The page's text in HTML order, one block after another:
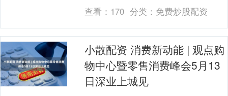
查看： 170 分类： 免费炒股配资
小散配资 消费新动能 | 观点购
物中心暨零售消费峰会5月13
日深业上城见